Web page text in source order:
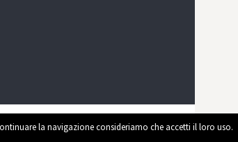
| Theme byThemehaus
la navigazione consideriamo che accetti il loro uso.